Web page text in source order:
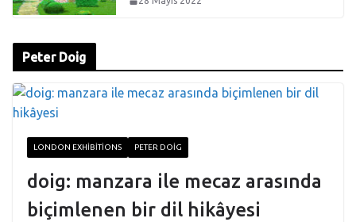
Peter Doig
LONDON EXHIBITIONS PETER DOIG
doig: manzara ile mecaz arasında
biçimlenen bir dil hikâyesi